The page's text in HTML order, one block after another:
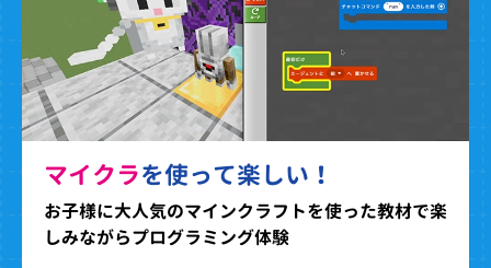
マイクラを使って楽しい！
お子様に大人気のマインクラフトを使った教材で楽
しみながらプログラミング体験